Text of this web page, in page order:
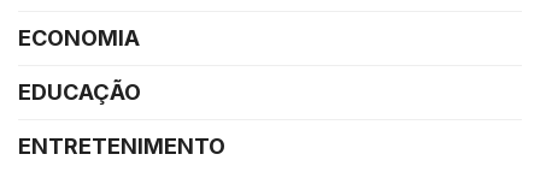
ECONOMIA
EDUCAÇÃO
ENTRETENIMENTO